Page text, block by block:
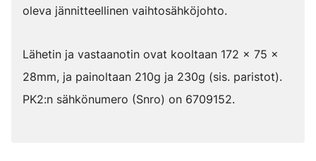
oleva jännitteellinen vaihtosähköjohto.
Lähetin ja vastaanotin ovat kooltaan 172 x 75 x
28mm, ja painoltaan 210g ja 230g (sis. paristot).
PK2:n sähkönumero (Snro) on 6709152.